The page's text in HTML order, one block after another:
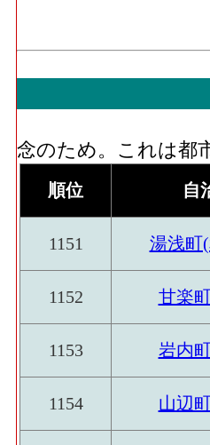
念のため。これは都
順位 自
1151 湯浅町
1152 甘楽
1153 岩内
1154 山辺